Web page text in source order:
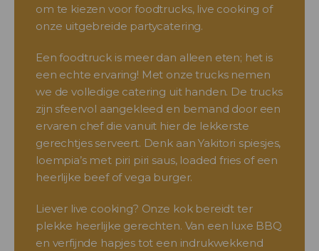
om te kiezen voor foodtrucks, live cooking of
onze uitgebreide partycatering.
Een foodtruck is meer dan alleen eten; het is
een echte ervaring! Met onze trucks nemen
we de volledige catering uit handen. De trucks
zijn sfeervol aangekleed en bemand door een
ervaren chef die vanuit hier de lekkerste
gerechtjes serveert. Denk aan Yakitori spiesjes,
loempia’s met piri piri saus, loaded fries of een
heerlijke beef of vega burger.
Liever live cooking? Onze kok bereidt ter
plekke heerlijke gerechten. Van een luxe BBQ
en verfijnde hapjes tot een indrukwekkend